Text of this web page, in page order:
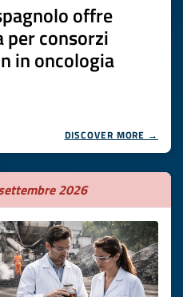
offre
per consorzi
in oncologia
DISCOVER MORE →
2026